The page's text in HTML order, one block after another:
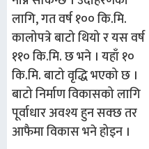
लागि, गत वर्ष १०० कि.मि.
कालोपत्रे बाटो थियो र यस वर्ष
११० कि.मि. छ भने । यहाँ १०
कि.मि. बाटो वृद्धि भएको छ ।
बाटो निर्माण विकासको लागि
पूर्वाधार अवश्य हुन सक्छ तर
आफैमा विकास भने होइन ।